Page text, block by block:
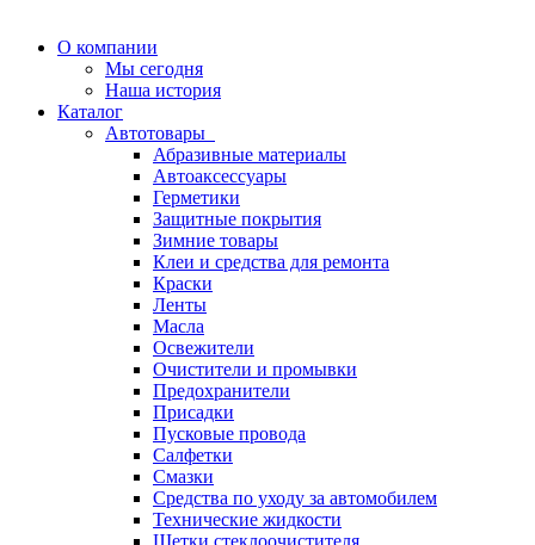
О компании
Мы сегодня
Наша история
Каталог
Автотовары
Абразивные материалы
Автоаксессуары
Герметики
Защитные покрытия
Зимние товары
Клеи и средства для ремонта
Краски
Ленты
Масла
Освежители
Очистители и промывки
Предохранители
Присадки
Пусковые провода
Салфетки
Смазки
Средства по уходу за автомобилем
Технические жидкости
Щетки стеклоочистителя